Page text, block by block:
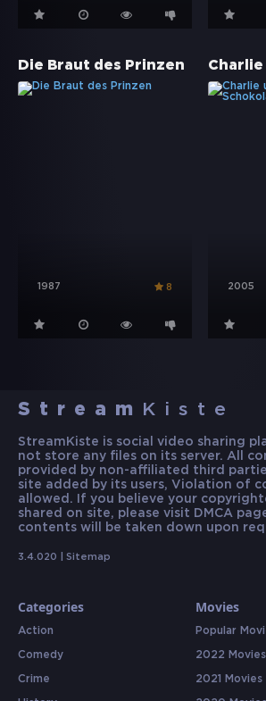
Die Braut des Prinzen
1987 8 2005
Stream Kiste
StreamKiste is social video sharing
not store any files on its server. All
provided by non-affiliated third
site added by its users, Violation of
allowed. If you believe your
shared on site, please visit DMCA
contents will be taken down upon
3.4.020 | Sitemap
Categories
Action
Comedy
Crime
Movies
Popular
2022 Movies
2021 Movies